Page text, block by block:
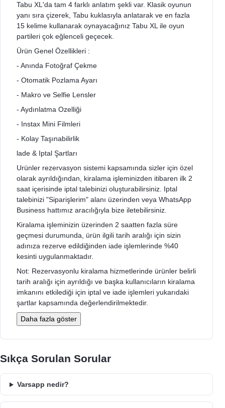
Tabu XL'da tam 4 farklı anlatım şekli var. Klasik oyunun
yanı sıra çizerek, Tabu kuklasıyla anlatarak ve en fazla
15 kelime kullanarak oynayacağınız Tabu XL ile oyun
partileri çok eğlenceli geçecek.
Ürün Genel Özellikleri :
- Anında Fotoğraf Çekme
- Otomatik Pozlama Ayarı
- Makro ve Selfie Lensler
- Aydınlatma Ozelliği
- Instax Mini Filmleri
- Kolay Taşınabilirlik
lade & Iptal Şartları
Urünler rezervasyon sistemi kapsamında sizler için özel
olarak ayrıldığından, kiralama işleminizden itibaren ilk 2
saat içerisinde iptal talebinizi oluşturabilirsiniz. Iptal
talebinizi "Siparişlerim" alanı üzerinden veya WhatsApp
Business hattımız aracılığıyla bize iletebilirsiniz.
Kiralama işleminizin üzerinden 2 saatten fazla süre
geçmesi durumunda, ürün ilgili tarih aralığı için sizin
adınıza rezerve edildiğinden iade işlemlerinde %40
kesinti uygulanmaktadır.
Not: Rezervasyonlu kiralama hizmetlerinde ürünler belirli
tarih aralığı için ayrıldığı ve başka kullanıcıların kiralama
imkanını etkilediği için iptal ve iade işlemleri yukarıdaki
şartlar kapsamında değerlendirilmektedir.
Daha fazla göster
Sıkça Sorulan Sorular
Varsapp nedir?